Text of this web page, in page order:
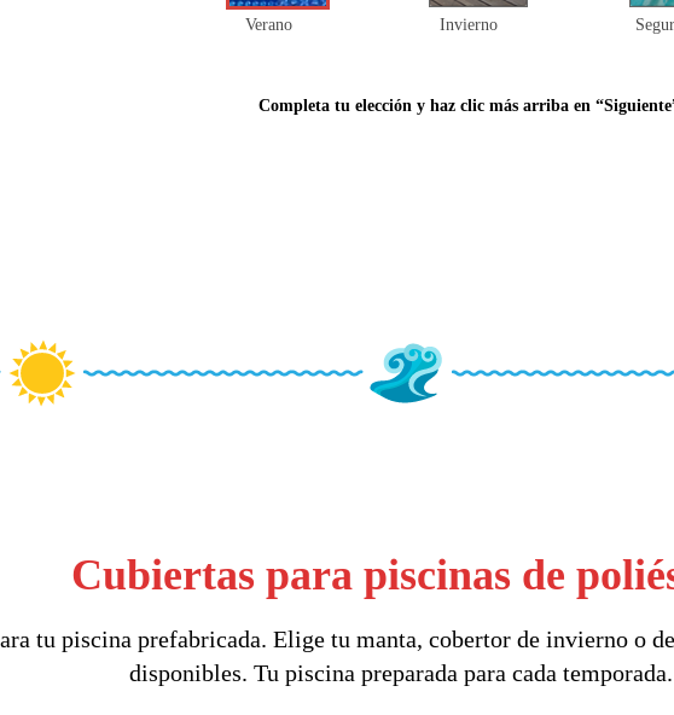
Verano Invierno
Completa tu elección y haz clic más arriba en
Cubiertas para piscinas de
tu piscina prefabricada. Elige tu manta, cobertor de invierno o
disponibles. Tu piscina preparada para cada